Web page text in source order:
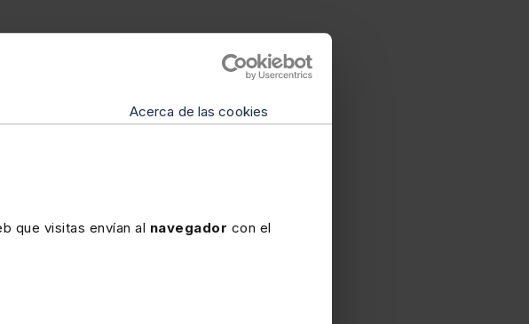
Acerca de las cookies
que visitas envían al navegador con el
Lamelas en Lefebvre Formación